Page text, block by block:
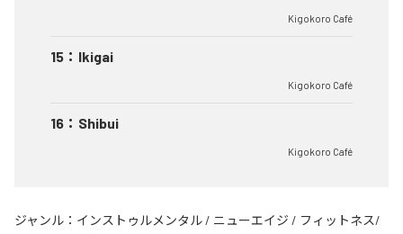
Kigokoro Café
15 ： Ikigai
Kigokoro Café
16 ： Shibui
Kigokoro Café
ジャンル： インストゥルメンタル / ニューエイジ / フィットネス/